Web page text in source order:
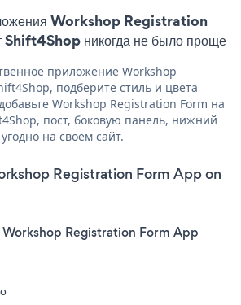
Workshop Registration
Shift4Shop никогда не было проще
приложение Workshop
подберите стиль и цвета
Workshop Registration Form на
пост, боковую панель, нижний
на своем сайт.
Registration Form App on
Registration Form App